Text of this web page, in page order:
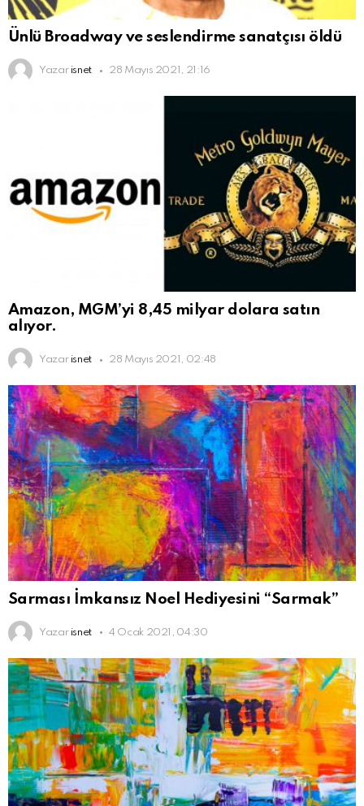
Ünlü Broadway ve seslendirme sanatçısı öldü
Yazar isnet 28 Mayıs 2021, 21:16
Amazon, MGM’yi 8,45 milyar dolara satın
alıyor.
Yazar isnet 28 Mayıs 2021, 02:48
Sarması İmkansız Noel Hediyesini “Sarmak”
Yazar isnet 4 Ocak 2021, 04:30